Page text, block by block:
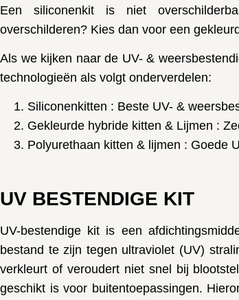
Een siliconenkit is niet
overschilderen? Kies dan voor een
Als we kijken naar de UV- &
technologieën als volgt onderverdelen:
Siliconenkitten : Beste UV- &
Gekleurde hybride kitten & Lijmen :
Polyurethaan kitten & lijmen : Goede
UV BESTENDIGE KIT
UV-bestendige kit is een
bestand te zijn tegen ultraviolet (UV)
verkleurt of veroudert niet snel bij
geschikt is voor buitentoepassingen.